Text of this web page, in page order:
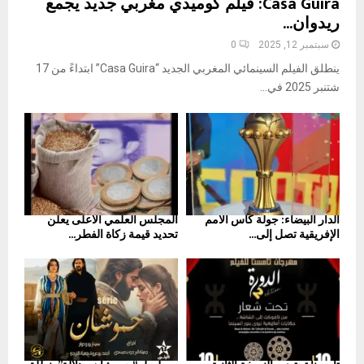
ريدوان...
سبتمبر 12, 2025 0
ينطلق الفيلم السينمائي المغربي الجديد “Casa Guira” ابتداءً من 17
شتنبر 2025 في...
المجلس العلمي الأعلى يعلن
تحديد قيمة زكاة الفطر...
الدار البيضاء: جولة كأس الأمم
الإفريقية تصل إلى...